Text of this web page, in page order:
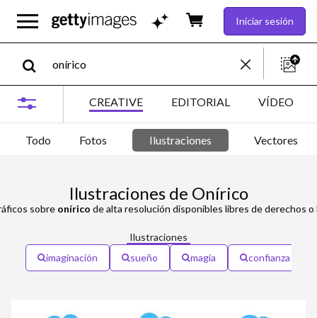
Iniciar sesión
CREATIVE EDITORIAL VÍDEO
Todo Fotos Ilustraciones Vectores
Ilustraciones de Onírico
sobre onírico de alta resolución disponibles libres de derechos
Ilustraciones
imaginación
sueño magia confianza en sí